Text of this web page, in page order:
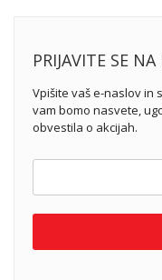
PRIJAVITE SE
Vpišite vaš e-naslov in
vam bomo nasvete,
obvestila o akcijah.